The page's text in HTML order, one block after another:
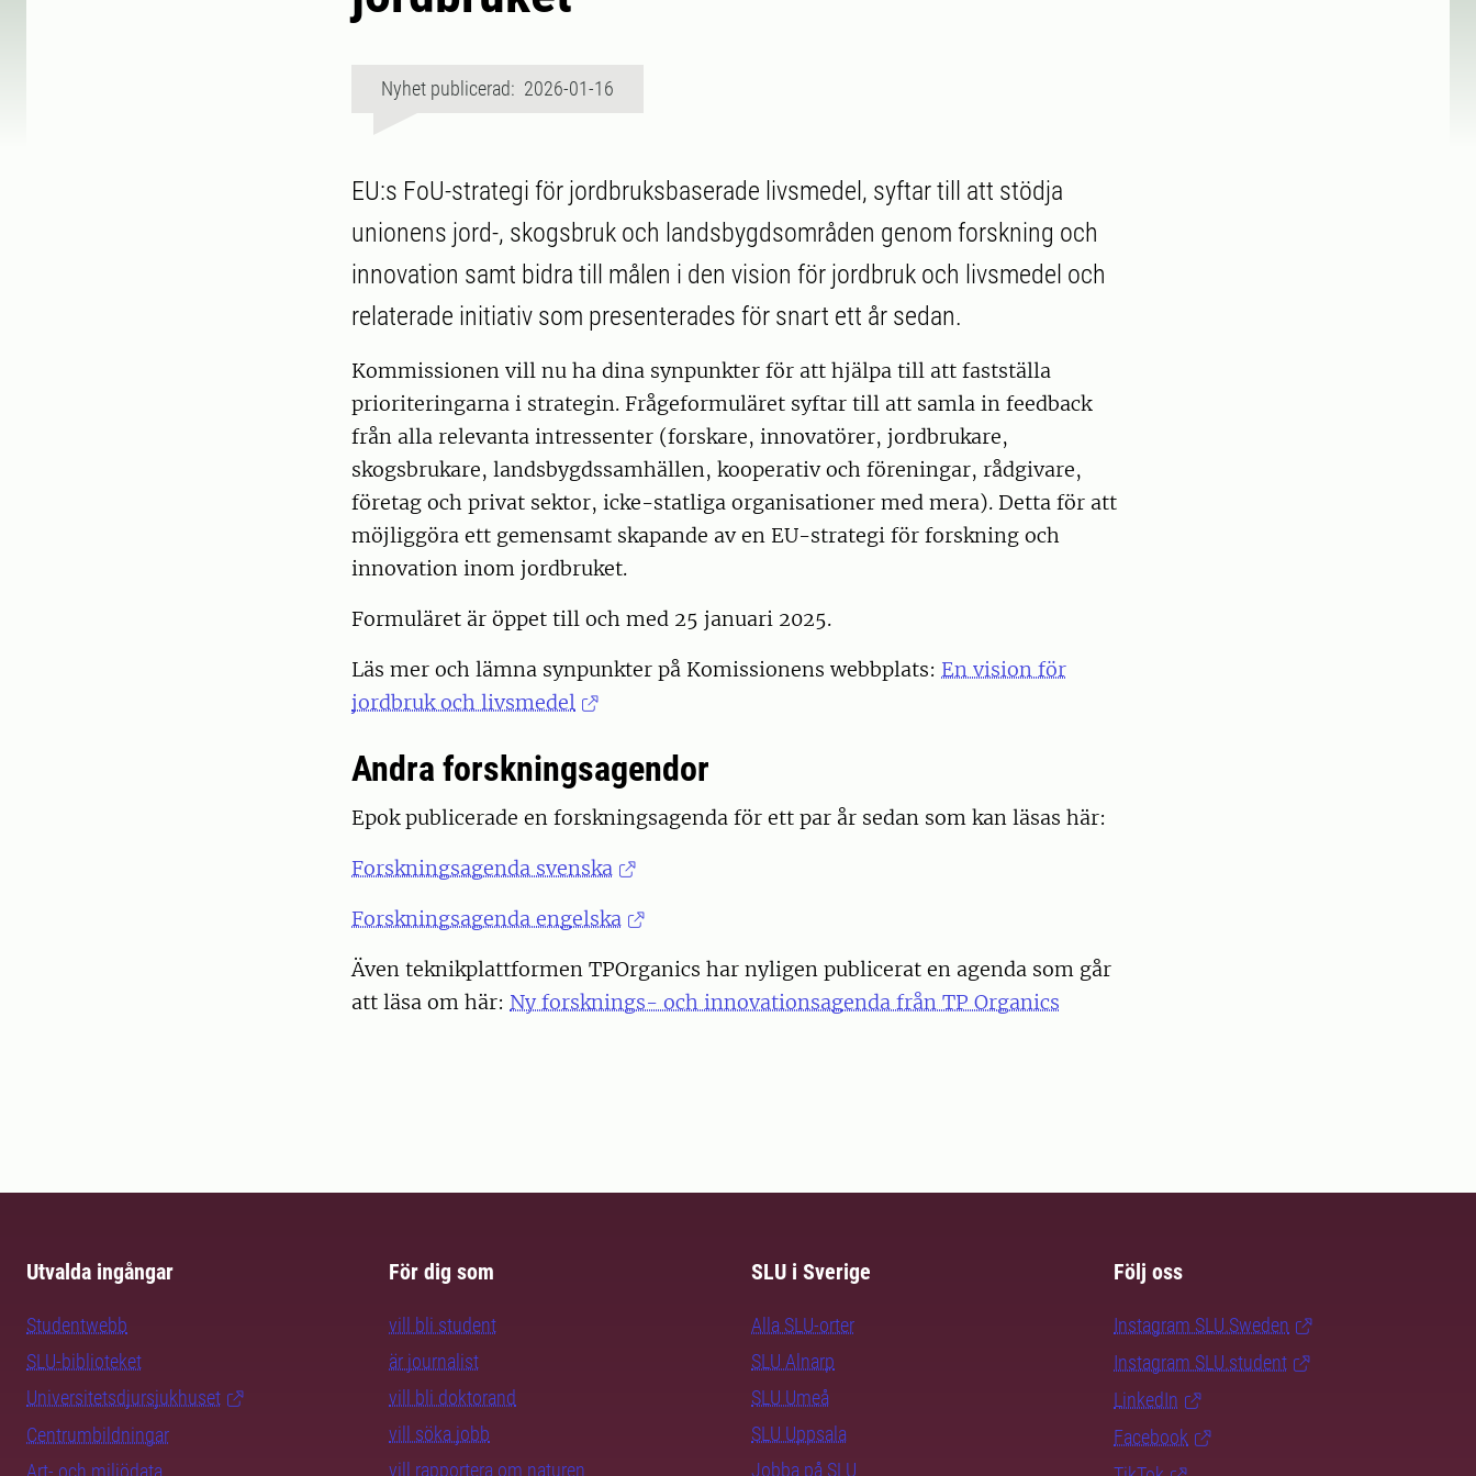
Nyhet publicerad: 2026-01-16
EU:s FoU-strategi för jordbruksbaserade livsmedel, syftar till att stödja
unionens jord-, skogsbruk och landsbygdsområden genom forskning och
innovation samt bidra till målen i den vision för jordbruk och livsmedel och
relaterade initiativ som presenterades för snart ett år sedan.
Kommissionen vill nu ha dina synpunkter för att hjälpa till att fastställa
prioriteringarna i strategin. Frågeformuläret syftar till att samla in feedback
från alla relevanta intressenter (forskare, innovatörer, jordbrukare,
skogsbrukare, landsbygdssamhällen, kooperativ och föreningar, rådgivare,
företag och privat sektor, icke-statliga organisationer med mera). Detta för att
möjliggöra ett gemensamt skapande av en EU-strategi för forskning och
innovation inom jordbruket.
Formuläret är öppet till och med 25 januari 2025.
Läs mer och lämna synpunkter på Komissionens webbplats: En vision för
jordbruk och livsmedel
Andra forskningsagendor
Epok publicerade en forskningsagenda för ett par år sedan som kan läsas här:
Forskningsagenda svenska
Forskningsagenda engelska
Även teknikplattformen TPOrganics har nyligen publicerat en agenda som går
att läsa om här: Ny forsknings- och innovationsagenda från TP Organics
Utvalda ingångar
Studentwebb
SLU-biblioteket
Universitetsdjursjukhuset
Centrumbildningar
Art- och miljödata
För dig som
vill bli student
är journalist
vill bli doktorand
vill söka jobb
vill rapportera om naturen
SLU i Sverige
Alla SLU-orter
SLU Alnarp
SLU Umeå
SLU Uppsala
Jobba på SLU
Följ oss
Instagram SLU.Sweden
Instagram SLU.student
LinkedIn
Facebook